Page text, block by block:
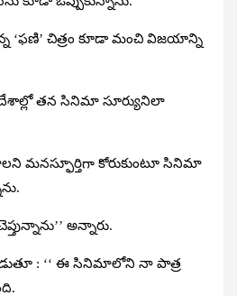
‘ఫణి’ చిత్రం కూడా మంచి విజయాన్ని
తన సినిమా సూర్యునిలా
మనస్ఫూర్తిగా కోరుకుంటూ సినిమా
అన్నారు.
: ‘‘ ఈ సినిమాలోని నా పాత్ర